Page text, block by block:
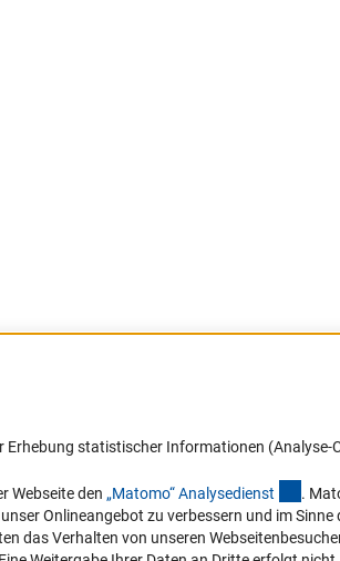
in Ihr Mailpostfach oder schauen
die Ausgaben online an.
statistischer Informationen (Analyse-
Webseite den „Matomo“ Analysedienst
.
Onlineangebot zu verbessern und im
das Verhalten von unseren